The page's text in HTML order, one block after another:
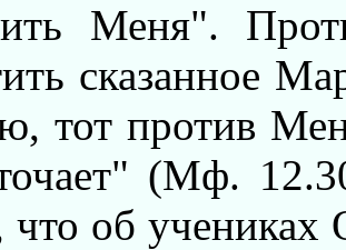
Меня".
сказанное
тот против
(Мф.
об учениках